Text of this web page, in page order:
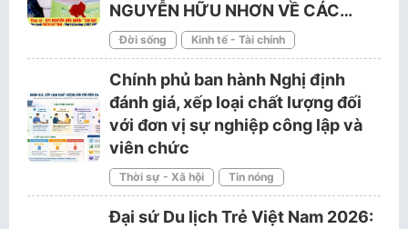
NGUYỄN HỮU NHƠN VỀ CÁC…
Đời sống Kinh tế - Tài chính
Chính phủ ban hành Nghị định
đánh giá, xếp loại chất lượng đối
với đơn vị sự nghiệp công lập và
viên chức
Thời sự - Xã hội Tin nóng
Đại sứ Du lịch Trẻ Việt Nam 2026: